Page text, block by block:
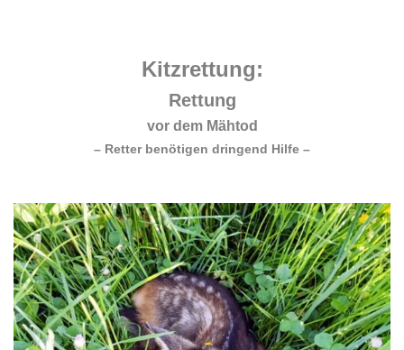
Kitzrettung:
Rettung
vor dem Mähtod
– Retter benötigen dringend Hilfe –